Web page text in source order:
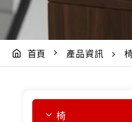
首頁 產品資訊
椅